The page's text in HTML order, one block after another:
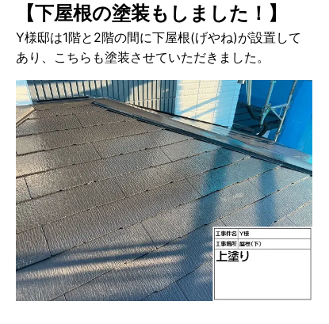
【下屋根の塗装もしました！】
Y様邸は1階と2階の間に下屋根(げやね)が設置して
あり、こちらも塗装させていただきました。